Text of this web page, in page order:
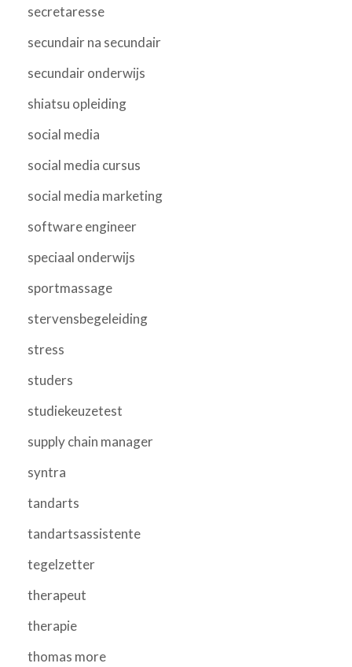
secretaresse
secundair na secundair
secundair onderwijs
shiatsu opleiding
social media
social media cursus
social media marketing
software engineer
speciaal onderwijs
sportmassage
stervensbegeleiding
stress
studers
studiekeuzetest
supply chain manager
syntra
tandarts
tandartsassistente
tegelzetter
therapeut
therapie
thomas more